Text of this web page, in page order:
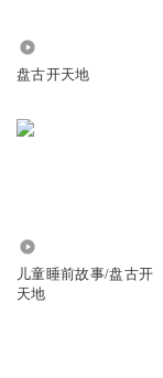
盘古开天地
儿童睡前故事/盘古开
天地